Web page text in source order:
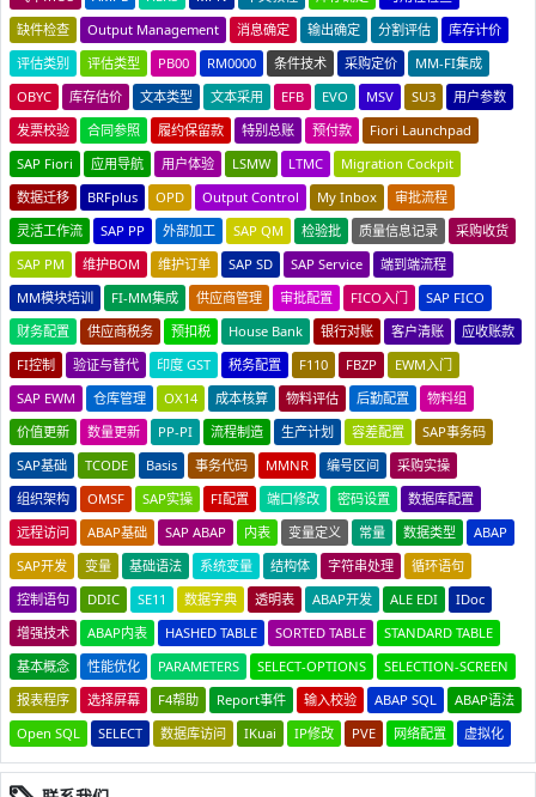
缺件检查
Output Management 消息确定 输出确定 分割评估
库存计价
评估类别
评估类型 PB00 RM0000 条件技术 采购定价
MM-FI集成
OBYC
库存估价 文本类型 文本采用 EFB EVO MSV SU3
用户参数
发票校验
合同参照 履约保留款 特别总账 预付款
Fiori Launchpad
SAP Fiori
应用导航 用户体验 LSMW LTMC
Migration Cockpit
数据迁移
BRFplus OPD Output Control My Inbox
审批流程
灵活工作流
SAP PP 外部加工 SAP QM 检验批 质量信息记录
采购收货
SAP PM
维护BOM 维护订单 SAP SD SAP Service
端到端流程
MM模块培训
FI-MM集成 供应商管理 审批配置 FICO入门
SAP FICO
财务配置
供应商税务 预扣税 House Bank 银行对账 客户清账
应收账款
FI控制
验证与替代 印度 GST 税务配置 F110 FBZP
EWM入门
SAP EWM
仓库管理 OX14 成本核算 物料评估 后勤配置
物料组
价值更新
数量更新 PP-PI 流程制造 生产计划 容差配置
SAP事务码
SAP基础
TCODE Basis 事务代码 MMNR 编号区间
采购实操
组织架构
OMSF SAP实操 FI配置 端口修改 密码设置
数据库配置
远程访问
ABAP基础 SAP ABAP 内表 变量定义 常量 数据类型
ABAP
SAP开发
变量 基础语法 系统变量 结构体 字符串处理
循环语句
控制语句
DDIC SE11 数据字典 透明表 ABAP开发 ALE EDI
IDoc
增强技术
ABAP内表 HASHED TABLE SORTED TABLE
STANDARD TABLE
基本概念
性能优化 PARAMETERS SELECT-OPTIONS
SELECTION-SCREEN
报表程序
选择屏幕 F4帮助 Report事件 输入校验 ABAP SQL
ABAP语法
Open SQL
SELECT 数据库访问 IKuai IP修改 PVE 网络配置 虚拟化